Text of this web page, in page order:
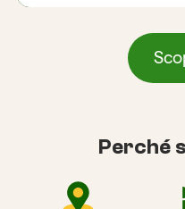
Perché